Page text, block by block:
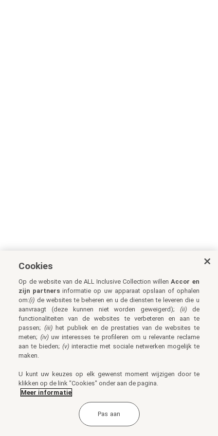
Cookies
Op de website van de ALL Inclusive Collection willenAccor en
zijn partners informatie op uw apparaat opslaan of ophalen
om:(i) de websites te beheren en u de diensten te leveren die u
aanvraagt (deze kunnen niet worden geweigerd); (ii)de
functionaliteiten van de websites te verbeteren en aan te
passen; (iii)het publiek en de prestaties van de websites te
meten; (iv)uw interesses te profileren om u relevante reclame
aan te bieden;(v) interactie met sociale netwerken mogelijk te
maken.
U kunt uw keuzes op elk gewenst moment wijzigen door te
klikken op de link "Cookies" onder aan de pagina.
Meer informatie
Pas aan